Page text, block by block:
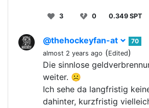
3 0 0.349 SPT
@thehockeyfan-at
70
almost 2 years ago (Edited)
Die sinnlose
weiter. ☹️
Ich sehe da langfristig
dahinter, kurzfristig